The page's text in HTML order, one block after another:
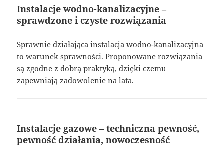
Instalacje wodno-kanalizacyjne –
sprawdzone i czyste rozwiązania
Sprawnie działająca instalacja wodno-kanalizacyjna
to warunek sprawności. Proponowane rozwiązania
są zgodne z dobrą praktyką, dzięki czemu
zapewniają zadowolenie na lata.
Instalacje gazowe – techniczna pewność,
pewność działania, nowoczesność